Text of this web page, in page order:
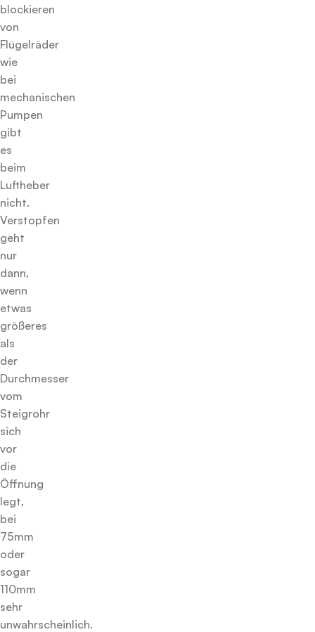
blockieren
von
Flügelräder
wie
bei
mechanischen
Pumpen
gibt
es
beim
Luftheber
nicht.
Verstopfen
geht
nur
dann,
wenn
etwas
größeres
als
der
Durchmesser
vom
Steigrohr
sich
vor
die
Öffnung
legt,
bei
75mm
oder
sogar
110mm
sehr
unwahrscheinlich.